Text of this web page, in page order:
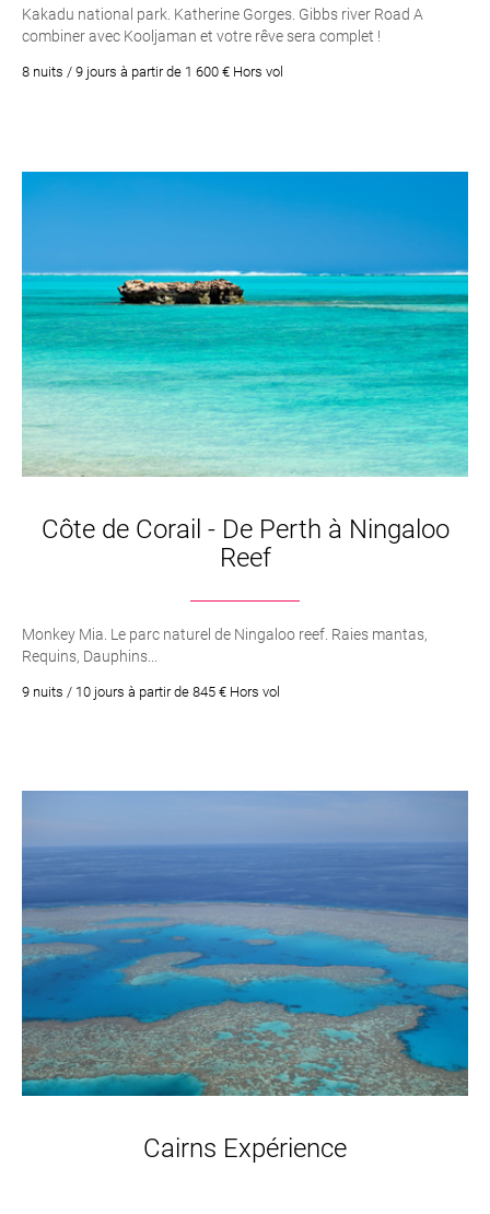
Kakadu national park. Katherine Gorges. Gibbs river Road A
combiner avec Kooljaman et votre rêve sera complet !
8 nuits / 9 jours à partir de 1 600 € Hors vol
Côte de Corail - De Perth à Ningaloo
Reef
Monkey Mia. Le parc naturel de Ningaloo reef. Raies mantas,
Requins, Dauphins...
9 nuits / 10 jours à partir de 845 € Hors vol
Cairns Expérience